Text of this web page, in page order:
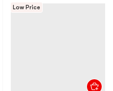
Low Price